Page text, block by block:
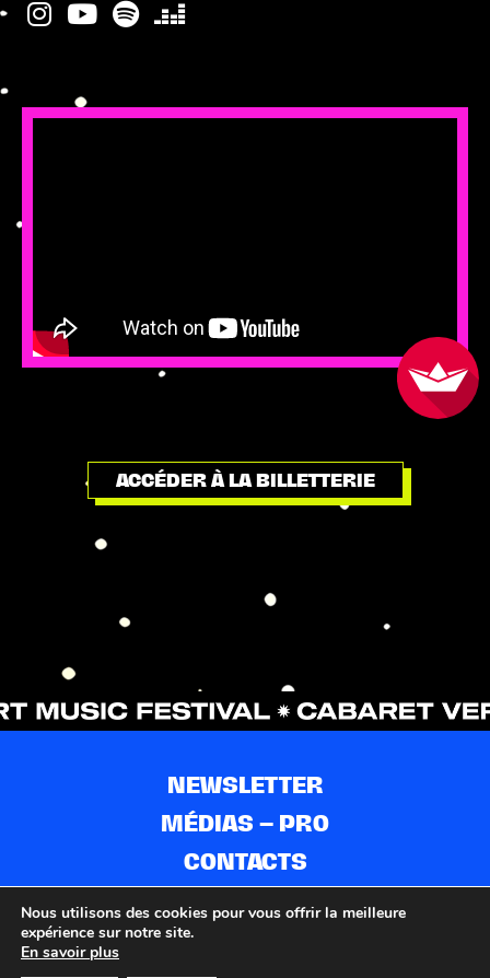
ACCÉDER À LA BILLETTERIE
NEWSLETTER
MÉDIAS – PRO
CONTACTS
MENTIONS LÉGALES
Nous utilisons des cookies pour vous offrir la meilleure
expérience sur notre site.
En savoir plus